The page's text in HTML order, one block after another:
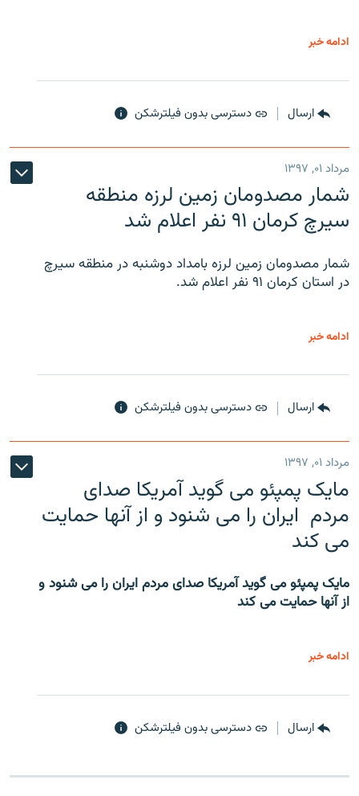
ادامه خبر
ارسال دسترسی بدون فیلترشکن
مرداد ۰۱, ۱۳۹۷
شمار مصدومان زمین لرزه منطقه
سیرچ کرمان ۹۱ نفر اعلام شد
شمار مصدومان زمین لرزه بامداد دوشنبه در منطقه سیرچ
در استان کرمان ۹۱ نفر اعلام شد.
ادامه خبر
ارسال دسترسی بدون فیلترشکن
مرداد ۰۱, ۱۳۹۷
مایک پمپئو می گوید آمریکا صدای
مردم ایران را می شنود و از آنها حمایت
می کند
مایک پمپئو می گوید آمریکا صدای مردم ایران را می شنود و
از آنها حمایت می کند
ادامه خبر
ارسال دسترسی بدون فیلترشکن